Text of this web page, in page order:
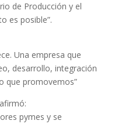
de Producción y el
es posible”.
Una empresa que
desarrollo, integración
que promovemos”
pymes y se